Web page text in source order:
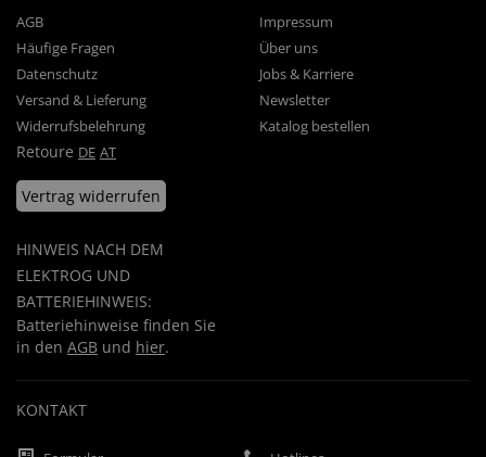
AGB
Häufige Fragen
Datenschutz
Versand & Lieferung
Widerrufsbelehrung
Retoure DE AT
Vertrag widerrufen
HINWEIS NACH DEM
ELEKTROG UND
BATTERIEHINWEIS:
Batteriehinweise finden Sie
in den AGB und hier.
Impressum
Über uns
Jobs & Karriere
Newsletter
Katalog bestellen
KONTAKT